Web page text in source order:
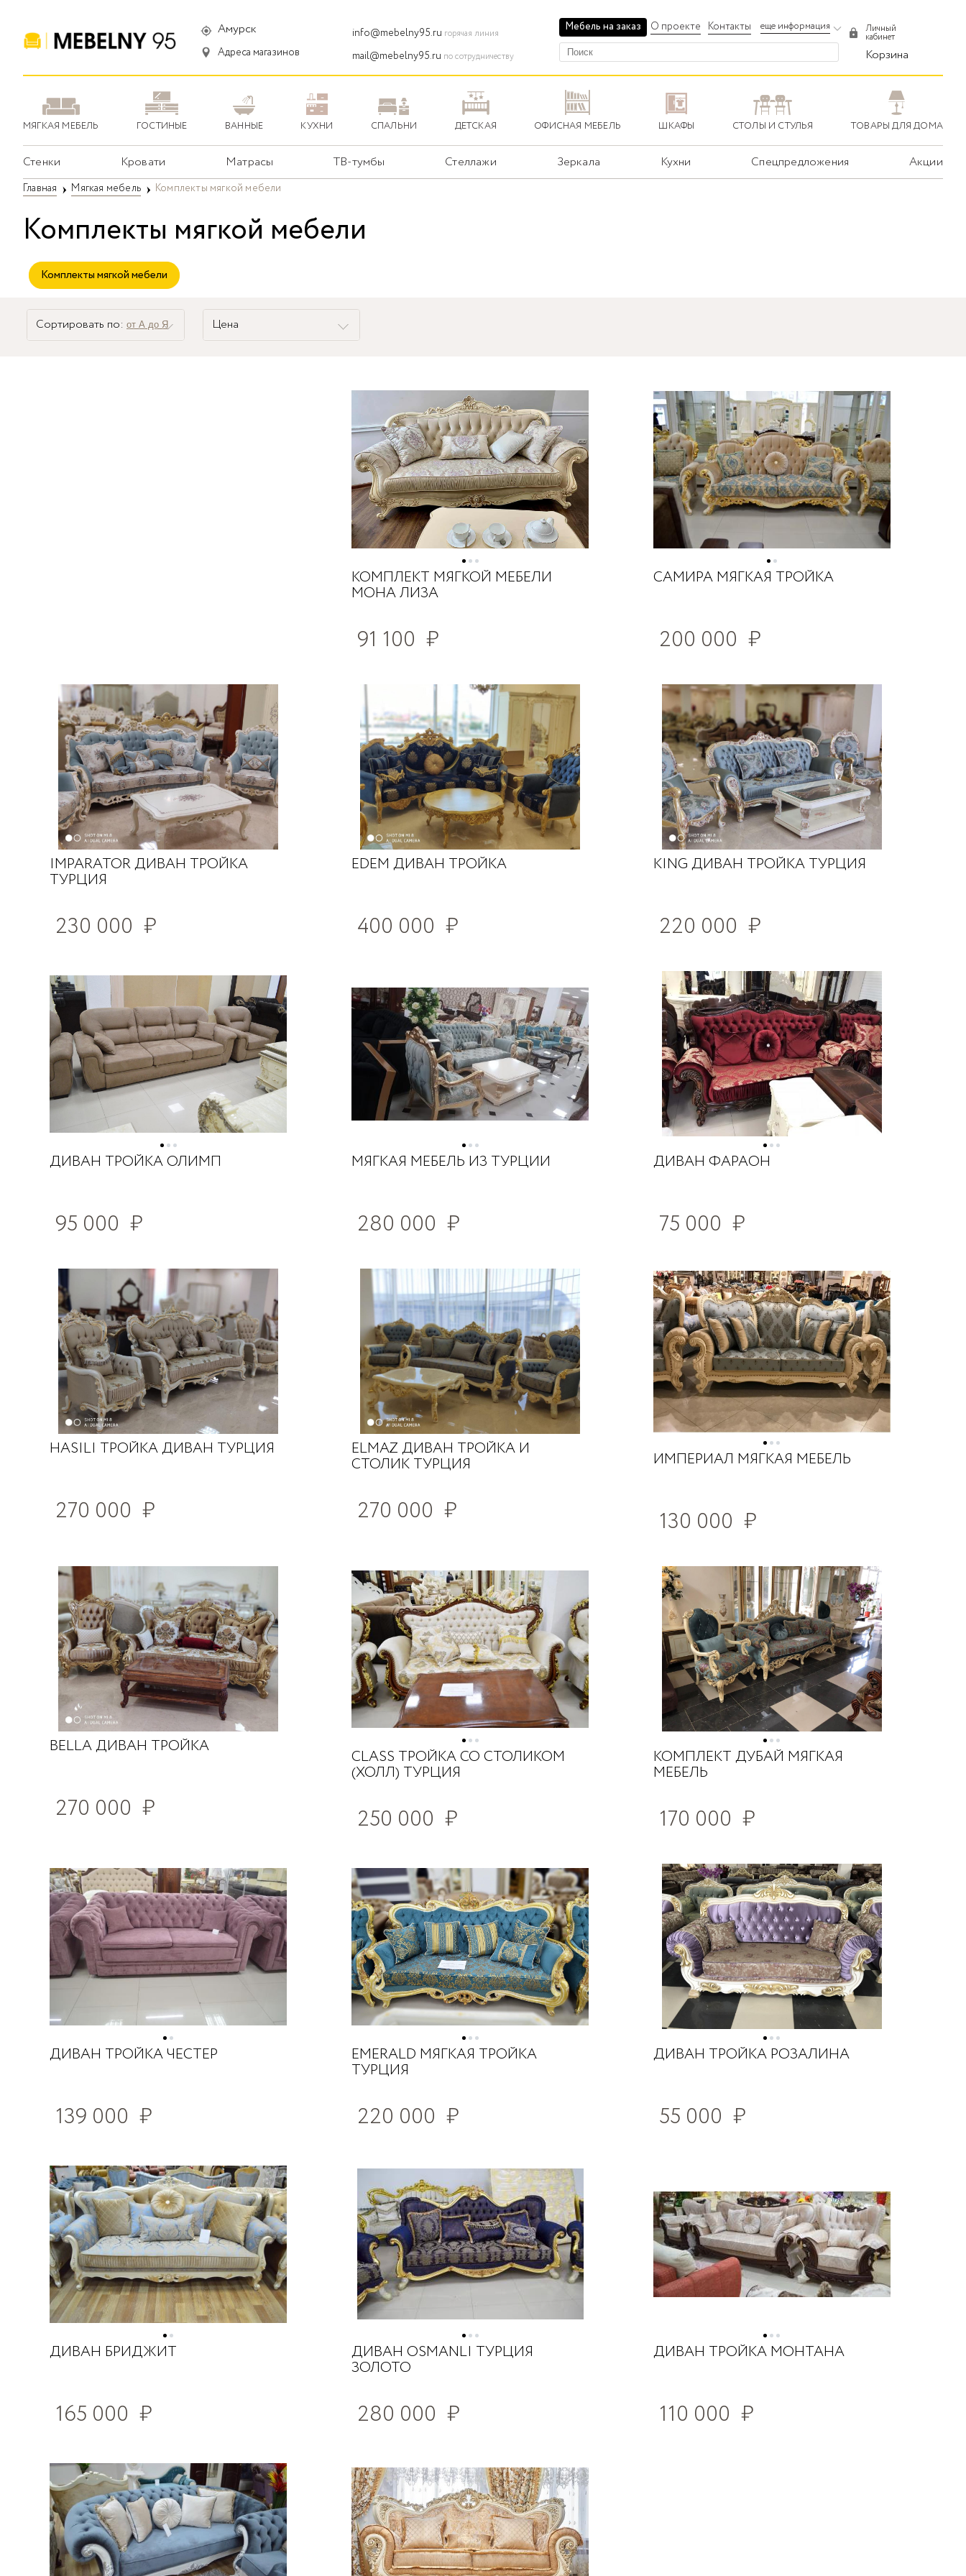
Амурск
Адреса магазинов
info@mebelny95.ru горячая линия
mail@mebelny95.ru по сотрудничеству
Мебель на заказ О проекте Контакты еще информация Личный
кабинет
Корзина
МЯГКАЯ МЕБЕЛЬ ГОСТИНЫЕ ВАННЫЕ КУХНИ СПАЛЬНИ ДЕТСКАЯ ОФИСНАЯ МЕБЕЛЬ ШКАФЫ СТОЛЫ И СТУЛЬЯ ТОВАРЫ ДЛЯ ДОМА
Стенки Кровати Матрасы ТВ-тумбы Стеллажи Зеркала Кухни Спецпредложения Акции
Главная Мягкая мебель Комплекты мягкой мебели
Комплекты мягкой мебели
Комплекты мягкой мебели
Сортировать по: от А до Я Цена
КОМПЛЕКТ МЯГКОЙ МЕБЕЛИ
МОНА ЛИЗА
91 100 ₽
САМИРА МЯГКАЯ ТРОЙКА
200 000 ₽
IMPARATOR ДИВАН ТРОЙКА
ТУРЦИЯ
230 000 ₽
EDEM ДИВАН ТРОЙКА
400 000 ₽
KING ДИВАН ТРОЙКА ТУРЦИЯ
220 000 ₽
ДИВАН ТРОЙКА ОЛИМП
95 000 ₽
МЯГКАЯ МЕБЕЛЬ ИЗ ТУРЦИИ
280 000 ₽
ДИВАН ФАРАОН
75 000 ₽
HASILI ТРОЙКА ДИВАН ТУРЦИЯ
270 000 ₽
ELMAZ ДИВАН ТРОЙКА И
СТОЛИК ТУРЦИЯ
270 000 ₽
ИМПЕРИАЛ МЯГКАЯ МЕБЕЛЬ
130 000 ₽
BELLA ДИВАН ТРОЙКА
270 000 ₽
CLASS ТРОЙКА СО СТОЛИКОМ
(ХОЛЛ) ТУРЦИЯ
250 000 ₽
КОМПЛЕКТ ДУБАЙ МЯГКАЯ
МЕБЕЛЬ
170 000 ₽
ДИВАН ТРОЙКА ЧЕСТЕР
139 000 ₽
EMERALD МЯГКАЯ ТРОЙКА
ТУРЦИЯ
220 000 ₽
ДИВАН ТРОЙКА РОЗАЛИНА
55 000 ₽
ДИВАН БРИДЖИТ
165 000 ₽
ДИВАН OSMANLI ТУРЦИЯ
ЗОЛОТО
280 000 ₽
ДИВАН ТРОЙКА МОНТАНА
110 000 ₽